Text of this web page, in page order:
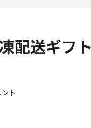
配送ギフト
ト